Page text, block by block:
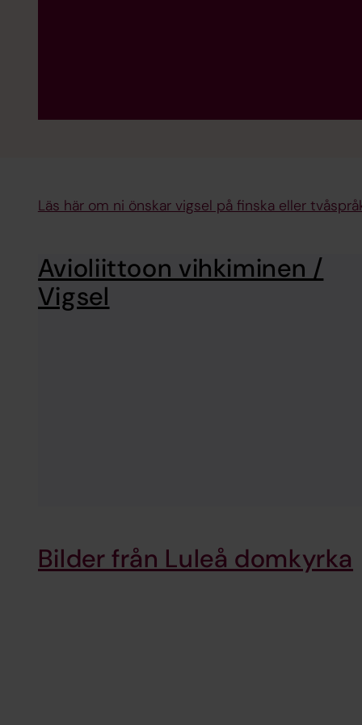
Läs här om ni önskar vigsel på finska eller
Avioliittoon vihkiminen /
Vigsel
Bilder från Luleå domkyrka